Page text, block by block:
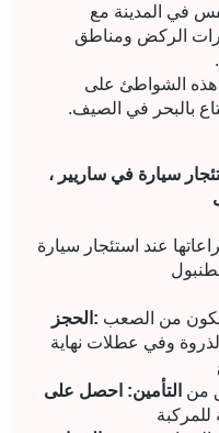
في المدينة مع
الركض ومناطق
الشواطئ على
بالبحر في الصيف.
سيارة في ساريير ،
عند استئجار سيارة
الحجز:
وفي عطلات نهاية
التأمين: احصل على